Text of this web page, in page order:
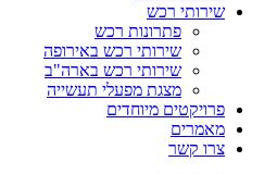
שירותי רכש
פתרונות רכש
שירותי רכש באירופה
שירותי רכש בארה"ב
מצגת מפעלי תעשייה
פרויקטים מיוחדים
מאמרים
צרו קשר